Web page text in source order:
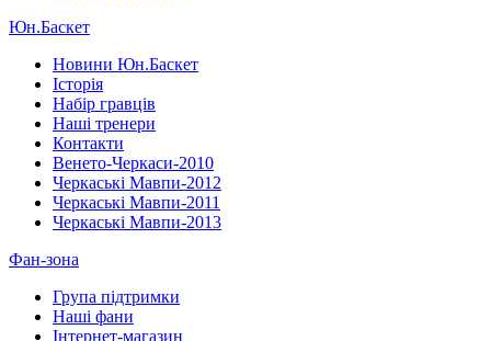
Юн.Баскет
Новини Юн.Баскет
Історія
Набір гравців
Наші тренери
Контакти
Венето-Черкаси-2010
Черкаські Мавпи-2012
Черкаські Мавпи-2011
Черкаські Мавпи-2013
Фан-зона
Група підтримки
Наші фани
Інтернет-магазин